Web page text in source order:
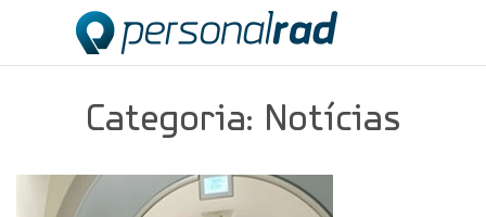
Categoria: Notícias